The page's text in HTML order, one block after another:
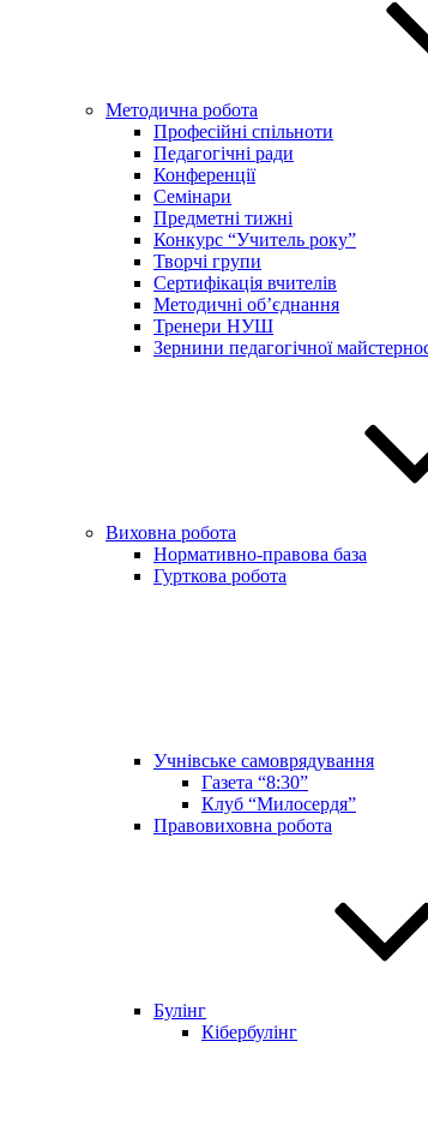
Методична робота
Професійні спільноти
Педагогічні ради
Конференції
Семінари
Предметні тижні
Конкурс “Учитель року”
Творчі групи
Сертифікація вчителів
Методичні об’єднання
Тренери НУШ
Зернини педагогічної
Виховна робота
Нормативно-правова база
Гурткова робота
Учнівське самоврядування
Газета “8:30”
Клуб “Милосердя”
Правовиховна робота
Булінг
Кібербулінг